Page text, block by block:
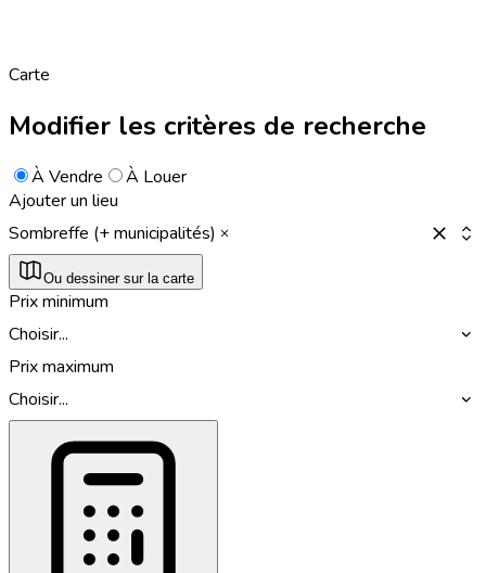
Carte
Modifier les critères de recherche
À Vendre
À Louer
Ajouter un lieu
Sombreffe (+ municipalités)
Ou dessiner sur la carte
Prix minimum
Choisir...
Prix maximum
Choisir...